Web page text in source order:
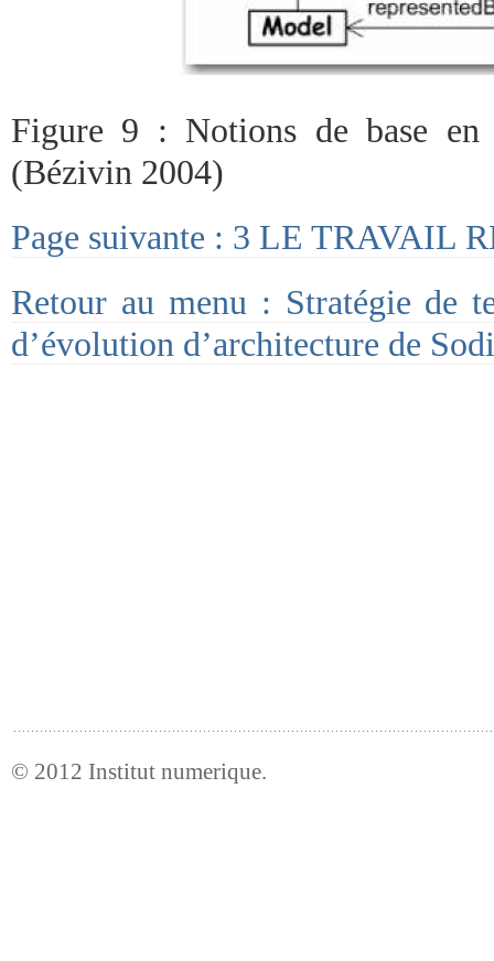
Figure 9 : Notions de base en
(Bézivin 2004)
Page suivante : 3 LE TRAVAIL
Retour au menu : Stratégie de
d’évolution d’architecture de
© 2012 Institut numerique.